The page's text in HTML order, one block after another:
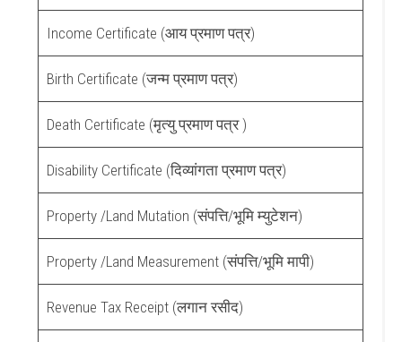
Income Certificate (आय प्रमाण पत्र)
Birth Certificate (जन्म प्रमाण पत्र)
Death Certificate (मृत्यु प्रमाण पत्र )
Disability Certificate (दिव्यांगता प्रमाण पत्र)
Property /Land Mutation (संपत्ति/भूमि म्युटेशन)
Property /Land Measurement (संपत्ति/भूमि मापी)
Revenue Tax Receipt (लगान रसीद)